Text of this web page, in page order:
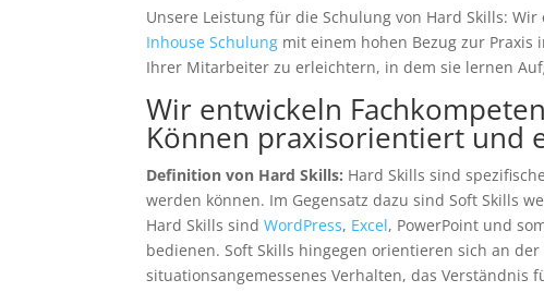
Unsere Leistung für die Schulung von Hard Skills:
Inhouse Schulung mit einem hohen Bezug zur
Ihrer Mitarbeiter zu erleichtern, in dem sie lernen
Wir entwickeln
Können praxisorientiert und
Definition von Hard Skills: Hard Skills sind
werden können. Im Gegensatz dazu sind Soft Skills
Hard Skills sindWordPress, Excel, PowerPoint und
bedienen. Soft Skills hingegen orientieren sich an
situationsangemessenes Verhalten, das Verständnis